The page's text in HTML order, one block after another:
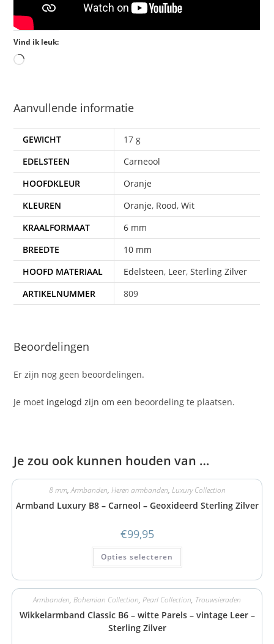
Vind ik leuk:
Aanvullende informatie
GEWICHT
17 g
EDELSTEEN
Carneool
HOOFDKLEUR
Oranje
KLEUREN
Oranje, Rood,Wit
KRAALFORMAAT
6 mm
BREEDTE
10 mm
HOOFD MATERIAAL
Edelsteen, Leer,Sterling Zilver
ARTIKELNUMMER
809
Beoordelingen
Er zijn nog geen beoordelingen.
Je moet ingelogd zijn om een beoordeling te plaatsen.
Je zou ook kunnen houden van …
8 mm,Armbanden, Heren armbanden, Luxury Collection
Armband Luxury B8 – Carneol – Geoxideerd Sterling Zilver
€99,95
Opties selecteren
Armbanden, Bohemian Collection, Pearl Collection, Trouwsieraden
Wikkelarmband Classic B6 – witte Parels – vintage Leer –
Sterling Zilver